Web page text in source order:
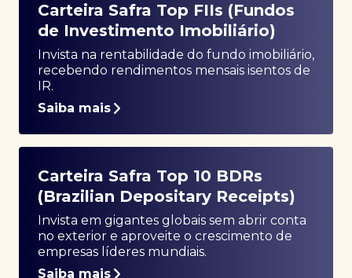
Carteira Safra Top FIIs (Fundos
de Investimento Imobiliário)
Invista na rentabilidade do fundo imobiliário,
recebendo rendimentos mensais isentos de
IR.
Saiba mais
Carteira Safra Top 10 BDRs
(Brazilian Depositary Receipts)
Invista em gigantes globais sem abrir conta
no exterior e aproveite o crescimento de
empresas líderes mundiais.
Saiba mais